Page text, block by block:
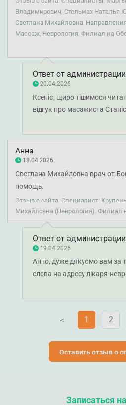
качественный сервис и советы
состояния здоровья, очень
невропатолога Светланы и
Владимирович, Стельмах Наталья
Светлана Михайловна.
Массаж, Неврология. Филиал на
Ответ от администрации
20.04.2026
Ксеніє, щиро тішимося
відгук про масажиста
лікаря-невролога Світлану
гастроентролога Наталію
поділилися своїм досвідом
Бажаємо вам міцного
Анна
18.04.2026
Светлана Михайловна врач от
помощь.
Отзыв с сайта. Специалист:
Михайловна (Неврология). Филиал
Ответ от администрации
19.04.2026
Анно, дуже дякуємо вам за
слова на адресу лікаря-
Крупенькіної. Нам
залишилися задоволені
Бажаємо вам міцного
V 1 2
Оставить отзыв о
Записаться